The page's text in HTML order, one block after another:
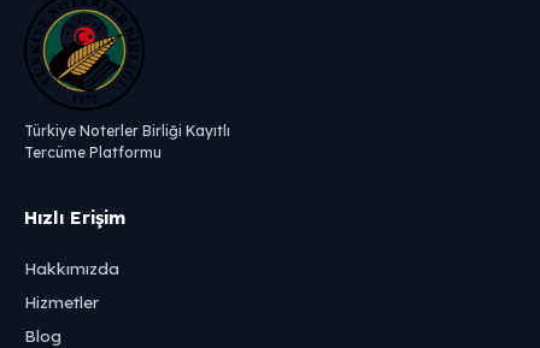
Türkiye Noterler Birliği Kayıtlı
Tercüme Platformu
Hızlı Erişim
Hakkımızda
Hizmetler
Blog